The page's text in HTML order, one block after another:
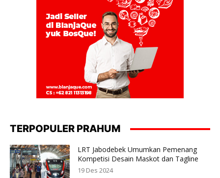
TERPOPULER PRAHUM
LRT Jabodebek Umumkan Pemenang
Kompetisi Desain Maskot dan Tagline
19 Des 2024